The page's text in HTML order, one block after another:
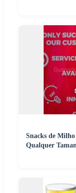
Snacks de Milho
Qualquer